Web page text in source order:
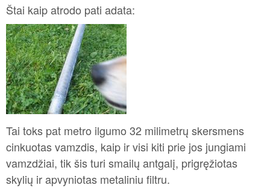
Štai kaip atrodo pati adata:
Tai toks pat metro ilgumo 32 milimetrų skersmens
cinkuotas vamzdis, kaip ir visi kiti prie jos jungiami
vamzdžiai, tik šis turi smailų antgalį, prigręžiotas
skylių ir apvyniotas metaliniu filtru.